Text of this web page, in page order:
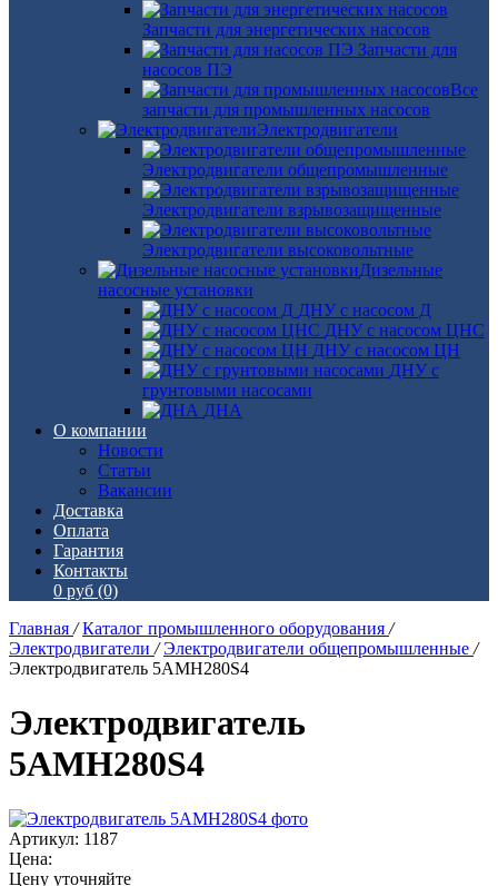
Запчасти для энергетических насосов
Запчасти для
насосов ПЭ
Все
запчасти для промышленных насосов
Электродвигатели
Электродвигатели общепромышленные
Электродвигатели взрывозащищенные
Электродвигатели высоковольтные
Дизельные
насосные установки
ДНУ с насосом Д
ДНУ с насосом ЦНС
ДНУ с насосом ЦН
ДНУ с
грунтовыми насосами
ДНА
О компании
Новости
Статьи
Вакансии
Доставка
Оплата
Гарантия
Контакты
0 руб (0)
Главная / Каталог промышленного оборудования /
Электродвигатели / Электродвигатели общепромышленные /
Электродвигатель 5АМН280S4
Электродвигатель
5АМН280S4
Артикул: 1187
Цена:
Цену уточняйте